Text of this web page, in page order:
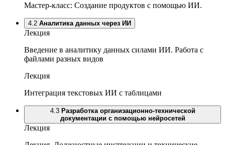
Мастер-класс: Создание продуктов с помощью ИИ.
4.2 Аналитика данных через ИИ
Лекция
Введение в аналитику данных силами ИИ. Работа с
файлами разных видов
Лекция
Интеграция текстовых ИИ с таблицами
4.3 Разработка организационно-технической
документации с помощью нейросетей
Лекция